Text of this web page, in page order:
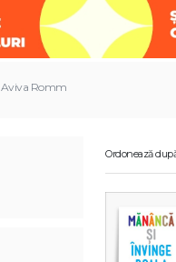
Aviva Romm
Ordonează